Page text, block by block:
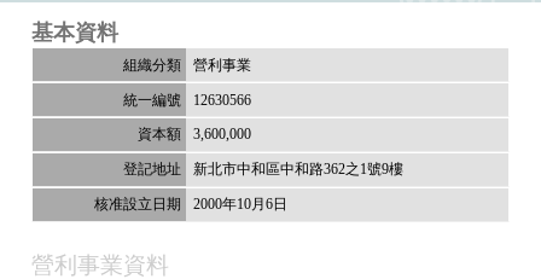
基本資料
營利事業
12630566
3,600,000
新北市中和區中和路362之1號9樓
2000年10月6日
營利事業資料